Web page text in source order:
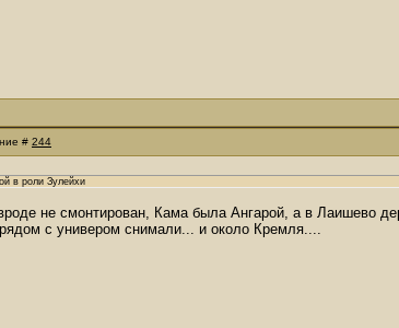
# 244
в роли Зулейхи
не смонтирован, Кама была Ангарой, а в Лаишево
с универом снимали... и около Кремля....